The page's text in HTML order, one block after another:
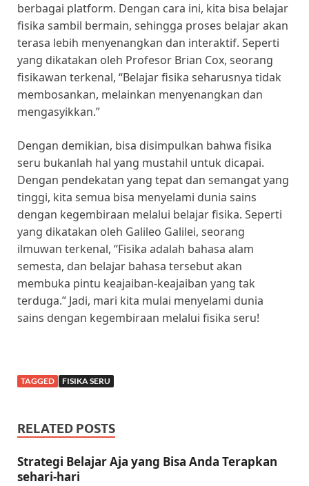
berbagai platform. Dengan cara ini, kita bisa belajar
fisika sambil bermain, sehingga proses belajar akan
terasa lebih menyenangkan dan interaktif. Seperti
yang dikatakan oleh Profesor Brian Cox, seorang
fisikawan terkenal, “Belajar fisika seharusnya tidak
membosankan, melainkan menyenangkan dan
mengasyikkan.”
Dengan demikian, bisa disimpulkan bahwa fisika
seru bukanlah hal yang mustahil untuk dicapai.
Dengan pendekatan yang tepat dan semangat yang
tinggi, kita semua bisa menyelami dunia sains
dengan kegembiraan melalui belajar fisika. Seperti
yang dikatakan oleh Galileo Galilei, seorang
ilmuwan terkenal, “Fisika adalah bahasa alam
semesta, dan belajar bahasa tersebut akan
membuka pintu keajaiban-keajaiban yang tak
terduga.” Jadi, mari kita mulai menyelami dunia
sains dengan kegembiraan melalui fisika seru!
TAGGED FISIKA SERU
RELATED POSTS
Strategi Belajar Aja yang Bisa Anda Terapkan
sehari-hari